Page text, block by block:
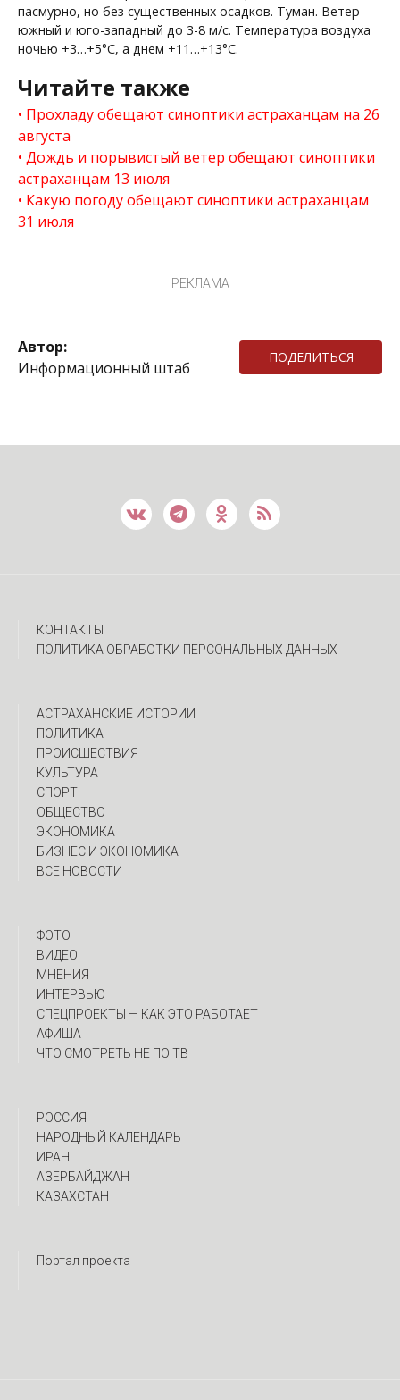
пасмурно, но без существенных осадков. Туман. Ветер
южный и юго-западный до 3-8 м/с. Температура воздуха
ночью +3…+5°С, а днем +11…+13°С.
Читайте также
Прохладу обещают синоптики астраханцам на 26
августа
Дождь и порывистый ветер обещают синоптики
астраханцам 13 июля
Какую погоду обещают синоптики астраханцам
31 июля
РЕКЛАМА
Автор:
Информационный штаб
ПОДЕЛИТЬСЯ
КОНТАКТЫ
ПОЛИТИКА ОБРАБОТКИ ПЕРСОНАЛЬНЫХ ДАННЫХ
АСТРАХАНСКИЕ ИСТОРИИ
ПОЛИТИКА
ПРОИСШЕСТВИЯ
КУЛЬТУРА
СПОРТ
ОБЩЕСТВО
ЭКОНОМИКА
БИЗНЕС И ЭКОНОМИКА
ВСЕ НОВОСТИ
ФОТО
ВИДЕО
МНЕНИЯ
ИНТЕРВЬЮ
CПЕЦПРОЕКТЫ — КАК ЭТО РАБОТАЕТ
АФИША
ЧТО СМОТРЕТЬ НЕ ПО ТВ
РОССИЯ
НАРОДНЫЙ КАЛЕНДАРЬ
ИРАН
АЗЕРБАЙДЖАН
КАЗАХСТАН
Портал проекта